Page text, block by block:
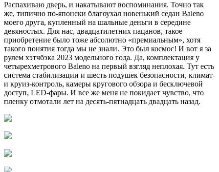
Распахиваю дверь, и накатывают воспоминания. Точно так
же, типично по-японски благоухал новенький седан Baleno
моего друга, купленный на шальные деньги в середине
девяностых. Для нас, двадцатилетних пацанов, такое
приобретение было тоже абсолютно «премиальным», хотя
такого понятия тогда мы не знали. Это был космос! И вот я за
рулем хэтчбэка 2023 модельного года. Да, комплектация у
четырехметрового Baleno на первый взгляд неплохая. Тут есть
система стабилизации и шесть подушек безопасности, климат-
и круиз-контроль, камеры кругового обзора и бесключевой
доступ, LED-фары. И все же меня не покидает чувство, что
пленку отмотали лет на десять-пятнадцать двадцать назад.